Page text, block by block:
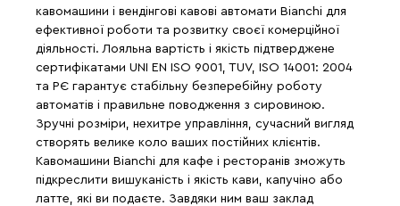
кавомашини і вендінгові кавові автомати Bianchi для
ефективної роботи та розвитку своєї комерційної
діяльності. Лояльна вартість і якість підтверджене
сертифікатами UNI EN ISO 9001, TUV, ISO 14001: 2004
та РЄ гарантує стабільну безперебійну роботу
автоматів і правильне поводження з сировиною.
Зручні розміри, нехитре управління, сучасний вигляд
створять велике коло ваших постійних клієнтів.
Кавомашини Bianchi для кафе і ресторанів зможуть
підкреслити вишуканість і якість кави, капучіно або
латте, які ви подаєте. Завдяки ним ваш заклад